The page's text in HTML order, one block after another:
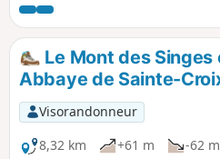
entière pour son château
XIXe siècle ! À voir aussi le
Mont Saint-Pierre, le Pavillon
l'Étang Saint-Pierre au retour.
Le Mont des Singes
Abbaye de Sainte-
Visorandonneur
8,32 km
+61 m
-62 m